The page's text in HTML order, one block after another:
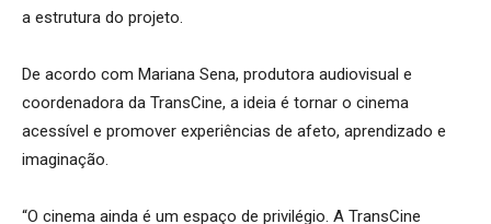
a estrutura do projeto.
De acordo com Mariana Sena, produtora audiovisual e
coordenadora da TransCine, a ideia é tornar o cinema
acessível e promover experiências de afeto, aprendizado e
imaginação.
“O cinema ainda é um espaço de privilégio. A TransCine